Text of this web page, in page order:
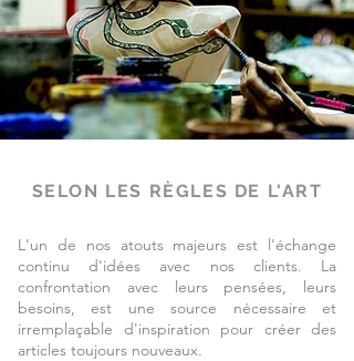
SELON LES RÈGLES DE L'ART
L'un de nos atouts majeurs est l'échange
continu d'idées avec nos clients. La
confrontation avec leurs pensées, leurs
besoins, est une source nécessaire et
irremplaçable d'inspiration pour créer des
articles toujours nouveaux.